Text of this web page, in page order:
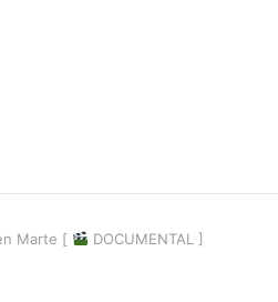
Marte [ DOCUMENTAL ]